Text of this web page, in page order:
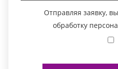
Отправляя заявку,
обработку